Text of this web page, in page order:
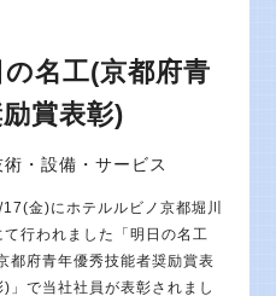
の名工(京都府青
賞表彰)
術・設備・サービス
金)にホテルルビノ京都堀川
て行われました「明日の名工
都府青年優秀技能者奨励賞表
)」で当社社員が表彰されまし